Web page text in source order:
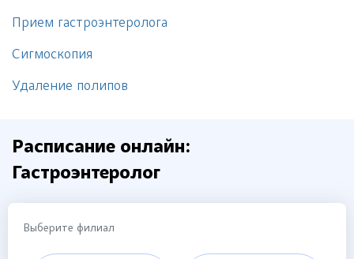
Прием гастроэнтеролога
Сигмоскопия
Удаление полипов
Расписание онлайн:
Гастроэнтеролог
Выберите филиал